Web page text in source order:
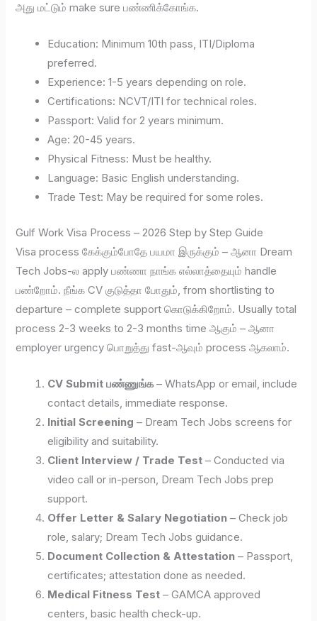
அது மட்டும் make sure பண்ணிக்கோங்க.
Education: Minimum 10th pass, ITI/Diploma
preferred.
Experience: 1-5 years depending on role.
Certifications: NCVT/ITI for technical roles.
Passport: Valid for 2 years minimum.
Age: 20-45 years.
Physical Fitness: Must be healthy.
Language: Basic English understanding.
Trade Test: May be required for some roles.
Gulf Work Visa Process – 2026 Step by Step Guide
Visa process கேக்கும்போதே பயமா இருக்கும் – ஆனா Dream
Tech Jobs-ல apply பண்ணா நாங்க எல்லாத்தையும் handle
பண்றோம். நீங்க CV குடுத்தா போதும், from shortlisting to
departure – complete support கொடுக்கிறோம். Usually total
process 2-3 weeks to 2-3 months time ஆகும் – ஆனா
employer urgency பொறுத்து fast-ஆவும் process ஆகலாம்.
CV Submit பண்ணுங்க – WhatsApp or email, include
contact details, immediate response.
Initial Screening – Dream Tech Jobs screens for
eligibility and suitability.
Client Interview / Trade Test – Conducted via
video call or in-person, Dream Tech Jobs prep
support.
Offer Letter & Salary Negotiation – Check job
role, salary; Dream Tech Jobs guidance.
Document Collection & Attestation – Passport,
certificates; attestation done as needed.
Medical Fitness Test – GAMCA approved
centers, basic health check-up.